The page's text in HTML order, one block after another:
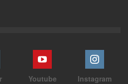
Youtube Instagram